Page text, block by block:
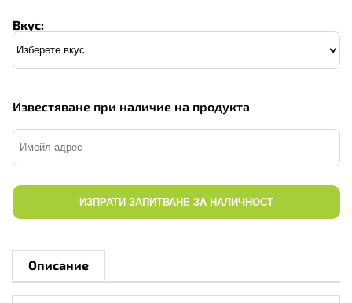
Вкус:
Известяване при наличие на продукта
ИЗПРАТИ ЗАПИТВАНЕ ЗА НАЛИЧНОСТ
Описание